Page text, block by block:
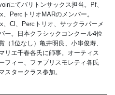
にてバリトンサックス担当。Pf、
、PercトリオMARのメンバー。
、Cl、Percトリオ、サックラパーメ
ー。日本クラシックコンクール4位
（1位なし）亀井明良、小串俊寿、
リエ千春各氏に師事。オーティス
フィー、ファブリスモレティ各氏
スタークラス参加。